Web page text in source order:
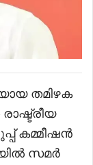
തമിഴക
കമ്മീഷൻ
സമർ